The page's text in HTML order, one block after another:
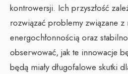
kontrowersji. Ich przyszłość
rozwiązać problemy związane z
energochłonnością oraz
obserwować, jak te innowacje
będą miały długofalowe skutki